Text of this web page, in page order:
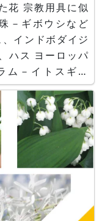
花 宗教用具に似
－ギボウシなど
インドボダイジ
ハス ヨーロッパ
－イトスギ、